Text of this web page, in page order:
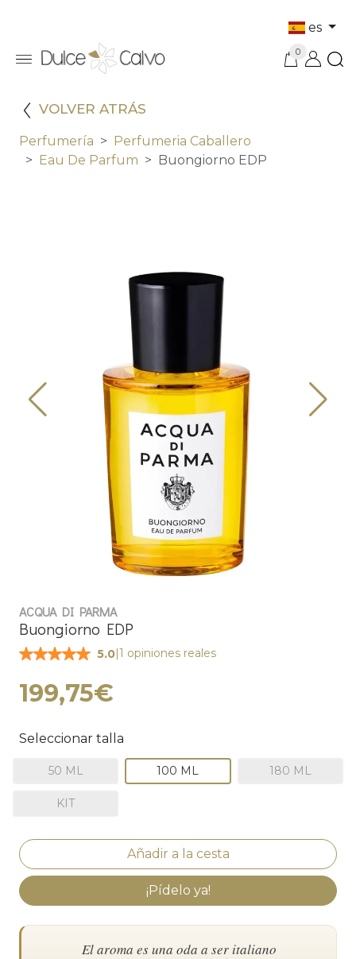
es
0
VOLVER ATRÁS
Perfumería
Perfumeria Caballero
Eau De Parfum
Buongiorno EDP
ACQUA DI PARMA
Buongiorno EDP
5.0|1 opiniones reales
199,75€
Seleccionar talla
50 ML 100 ML 180 ML
KIT
¡Pídelo ya!
El aroma es una oda a ser italiano